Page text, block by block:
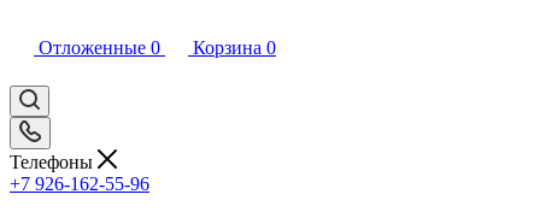
Отложенные 0 Корзина 0
Телефоны
+7 926-162-55-96